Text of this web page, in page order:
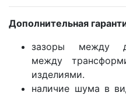
Дополнительная
зазоры между
между
изделиями.
наличие шума в